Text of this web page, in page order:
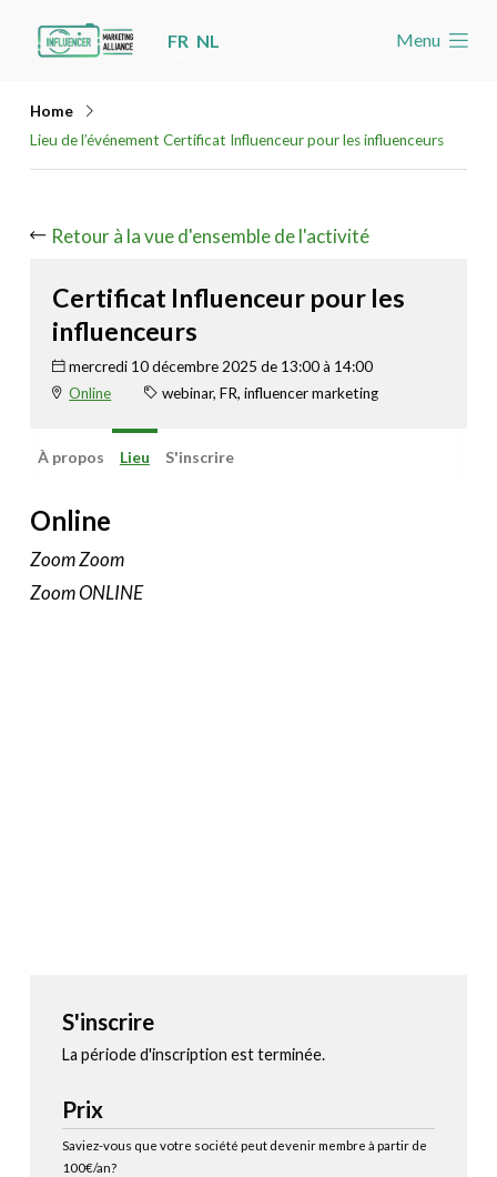
Jump
to
navigation
to
content
FR NL Menu
Home
Lieu de l’événement Certificat Influenceur pour les influenceurs
Retour à la vue d'ensemble de l'activité
Certificat Influenceur pour les
influenceurs
mercredi 10 décembre 2025 de 13:00 à 14:00
Online
webinar, FR, influencer marketing
À propos Lieu S'inscrire
Online
Zoom Zoom
Zoom ONLINE
S'inscrire
La période d'inscription est terminée.
Prix
Saviez-vous que votre société peut devenir membre à partir de
100€/an?
Les nouvelles
Agenda
Devenez membre
AccountRechercher